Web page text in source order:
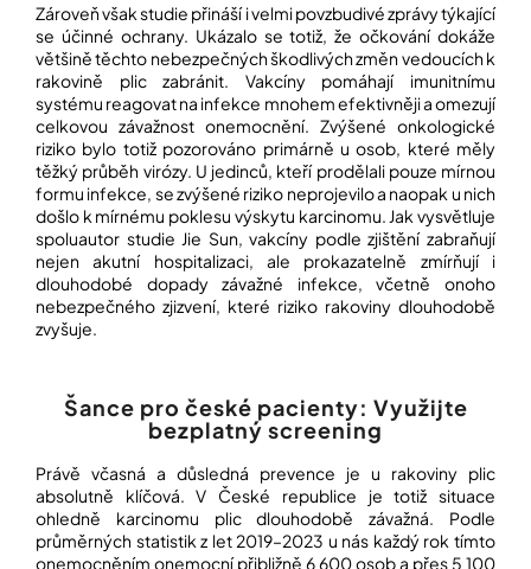
Zároveň však studie přináší i velmi povzbudivé zprávy týkající
se účinné ochrany. Ukázalo se totiž, že očkování dokáže
většině těchto nebezpečných škodlivých změn vedoucích k
rakovině plic zabránit. Vakcíny pomáhají imunitnímu
systému reagovat na infekce mnohem efektivněji a omezují
celkovou závažnost onemocnění. Zvýšené onkologické
riziko bylo totiž pozorováno primárně u osob, které měly
těžký průběh virózy. U jedinců, kteří prodělali pouze mírnou
formu infekce, se zvýšené riziko neprojevilo a naopak u nich
došlo k mírnému poklesu výskytu karcinomu. Jak vysvětluje
spoluautor studie Jie Sun, vakcíny podle zjištění zabraňují
nejen akutní hospitalizaci, ale prokazatelně zmírňují i
dlouhodobé dopady závažné infekce, včetně onoho
nebezpečného zjizvení, které riziko rakoviny dlouhodobě
zvyšuje.
Šance pro české pacienty: Využijte
bezplatný screening
Právě včasná a důsledná prevence je u rakoviny plic
absolutně klíčová. V České republice je totiž situace
ohledně karcinomu plic dlouhodobě závažná. Podle
průměrných statistik z let 2019–2023 u nás každý rok tímto
onemocněním onemocní přibližně 6 600 osob a přes 5 100